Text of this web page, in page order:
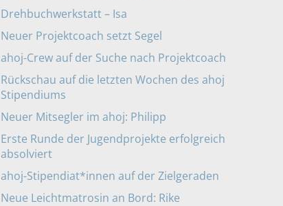
Drehbuchwerkstatt – Isa
Neuer Projektcoach setzt Segel
ahoj-Crew auf der Suche nach Projektcoach
Rückschau auf die letzten Wochen des ahoj
Stipendiums
Neuer Mitsegler im ahoj: Philipp
Erste Runde der Jugendprojekte erfolgreich
absolviert
ahoj-Stipendiat*innen auf der Zielgeraden
Neue Leichtmatrosin an Bord: Rike